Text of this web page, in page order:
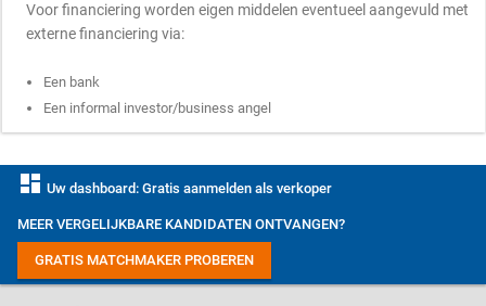
Voor financiering worden eigen middelen eventueel aangevuld met
externe financiering via:
Een bank
Een informal investor/business angel
dashboard Uw dashboard: Gratis aanmelden als verkoper
MEER VERGELIJKBARE KANDIDATEN ONTVANGEN?
GRATIS MATCHMAKER PROBEREN